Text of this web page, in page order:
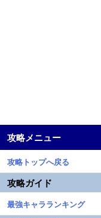
攻略メニュー
攻略トップへ戻る
攻略ガイド
最強キャラランキング